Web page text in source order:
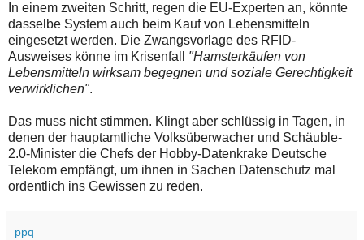
In einem zweiten Schritt, regen die EU-Experten an, könnte
dasselbe System auch beim Kauf von Lebensmitteln
eingesetzt werden. Die Zwangsvorlage des RFID-
Ausweises könne im Krisenfall "Hamsterkäufen von
Lebensmitteln wirksam begegnen und soziale Gerechtigkeit
verwirklichen".
Das muss nicht stimmen. Klingt aber schlüssig in Tagen, in
denen der hauptamtliche Volksüberwacher und Schäuble-
2.0-Minister die Chefs der Hobby-Datenkrake Deutsche
Telekom empfängt, um ihnen in Sachen Datenschutz mal
ordentlich ins Gewissen zu reden.
ppq